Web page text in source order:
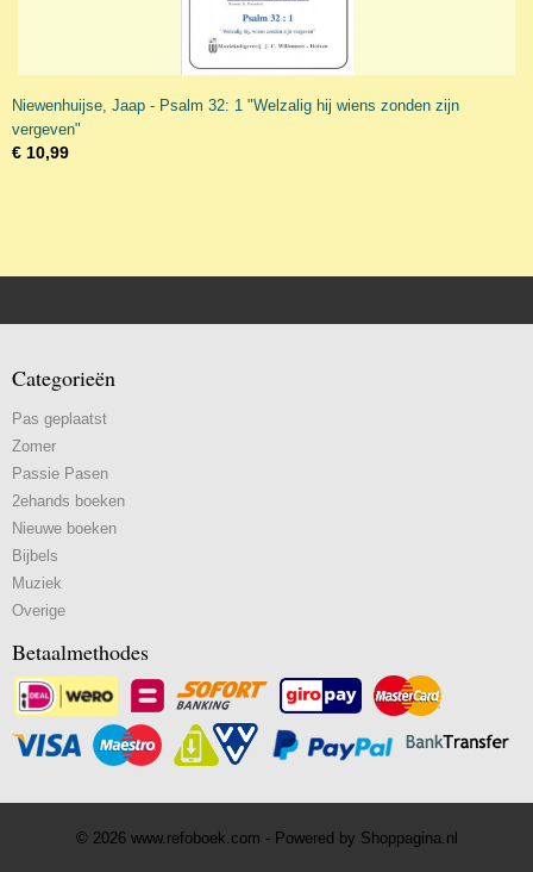
Niewenhuijse, Jaap - Psalm 32: 1 "Welzalig hij wiens zonden zijn
vergeven"
€ 10,99
Categorieën
Pas geplaatst
Zomer
Passie Pasen
2ehands boeken
Nieuwe boeken
Bijbels
Muziek
Overige
Betaalmethodes
© 2026 www.refoboek.com - Powered by Shoppagina.nl